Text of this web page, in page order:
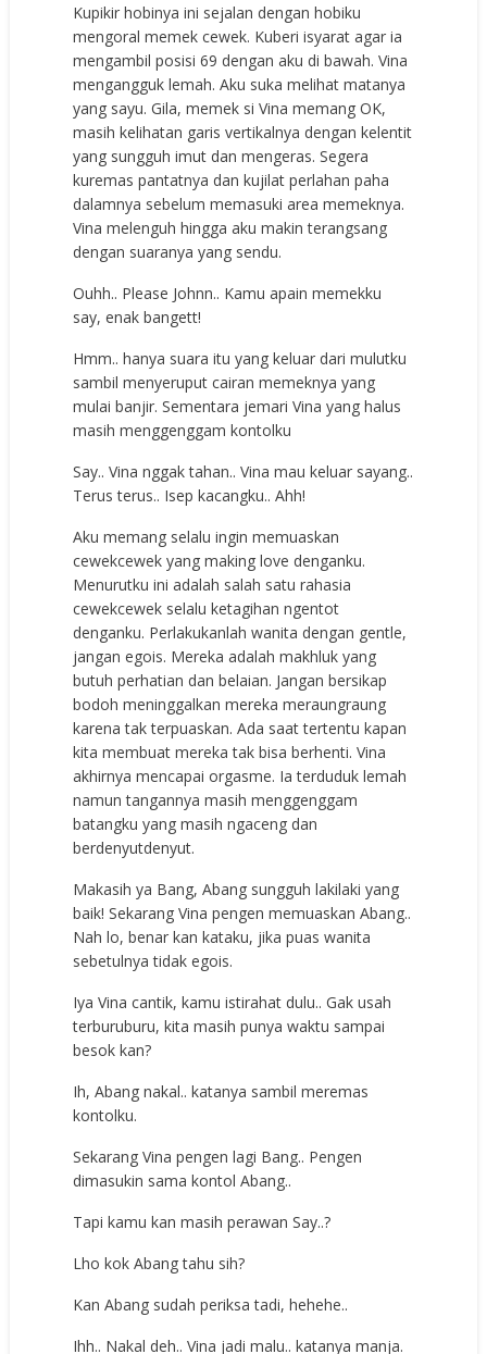
Kupikir hobinya ini sejalan dengan hobiku
mengoral memek cewek. Kuberi isyarat agar ia
mengambil posisi 69 dengan aku di bawah. Vina
mengangguk lemah. Aku suka melihat matanya
yang sayu. Gila, memek si Vina memang OK,
masih kelihatan garis vertikalnya dengan kelentit
yang sungguh imut dan mengeras. Segera
kuremas pantatnya dan kujilat perlahan paha
dalamnya sebelum memasuki area memeknya.
Vina melenguh hingga aku makin terangsang
dengan suaranya yang sendu.
Ouhh.. Please Johnn.. Kamu apain memekku
say, enak bangett!
Hmm.. hanya suara itu yang keluar dari mulutku
sambil menyeruput cairan memeknya yang
mulai banjir. Sementara jemari Vina yang halus
masih menggenggam kontolku
Say.. Vina nggak tahan.. Vina mau keluar sayang..
Terus terus.. Isep kacangku.. Ahh!
Aku memang selalu ingin memuaskan
cewekcewek yang making love denganku.
Menurutku ini adalah salah satu rahasia
cewekcewek selalu ketagihan ngentot
denganku. Perlakukanlah wanita dengan gentle,
jangan egois. Mereka adalah makhluk yang
butuh perhatian dan belaian. Jangan bersikap
bodoh meninggalkan mereka meraungraung
karena tak terpuaskan. Ada saat tertentu kapan
kita membuat mereka tak bisa berhenti. Vina
akhirnya mencapai orgasme. Ia terduduk lemah
namun tangannya masih menggenggam
batangku yang masih ngaceng dan
berdenyutdenyut.
Makasih ya Bang, Abang sungguh lakilaki yang
baik! Sekarang Vina pengen memuaskan Abang..
Nah lo, benar kan kataku, jika puas wanita
sebetulnya tidak egois.
Iya Vina cantik, kamu istirahat dulu.. Gak usah
terburuburu, kita masih punya waktu sampai
besok kan?
Ih, Abang nakal.. katanya sambil meremas
kontolku.
Sekarang Vina pengen lagi Bang.. Pengen
dimasukin sama kontol Abang..
Tapi kamu kan masih perawan Say..?
Lho kok Abang tahu sih?
Kan Abang sudah periksa tadi, hehehe..
Ihh.. Nakal deh.. Vina jadi malu.. katanya manja.